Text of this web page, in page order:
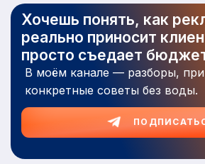
Хочешь понять, как
реально приносит
просто съедает
В моём канале — разборы,
конкретные советы без воды.